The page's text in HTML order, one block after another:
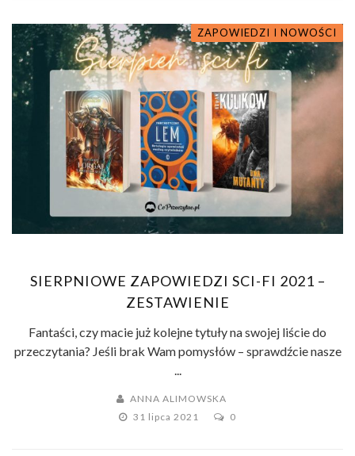
ZAPOWIEDZI I NOWOŚCI
SIERPNIOWE ZAPOWIEDZI SCI-FI 2021 –
ZESTAWIENIE
Fantaści, czy macie już kolejne tytuły na swojej liście do
przeczytania? Jeśli brak Wam pomysłów – sprawdźcie nasze
...
ANNA ALIMOWSKA
31 lipca 2021
0